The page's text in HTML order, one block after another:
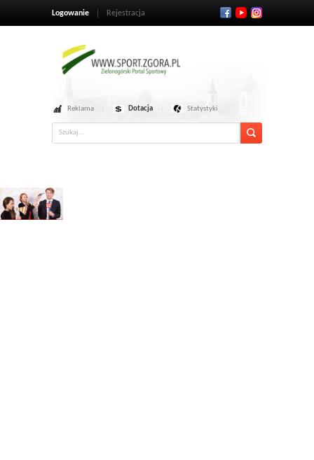
Logowanie Rejestracja
Reklama Dotacja Statystyki